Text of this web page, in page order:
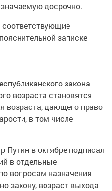
досрочно.
соответствующие
записке
закона
возраста становятся
возраста, дающего право
в том числе
Путин в октябре подписал
в отдельные
вопросам назначения
закону, возраст выхода